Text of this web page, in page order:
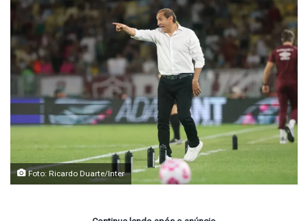
Foto: Ricardo Duarte/Inter